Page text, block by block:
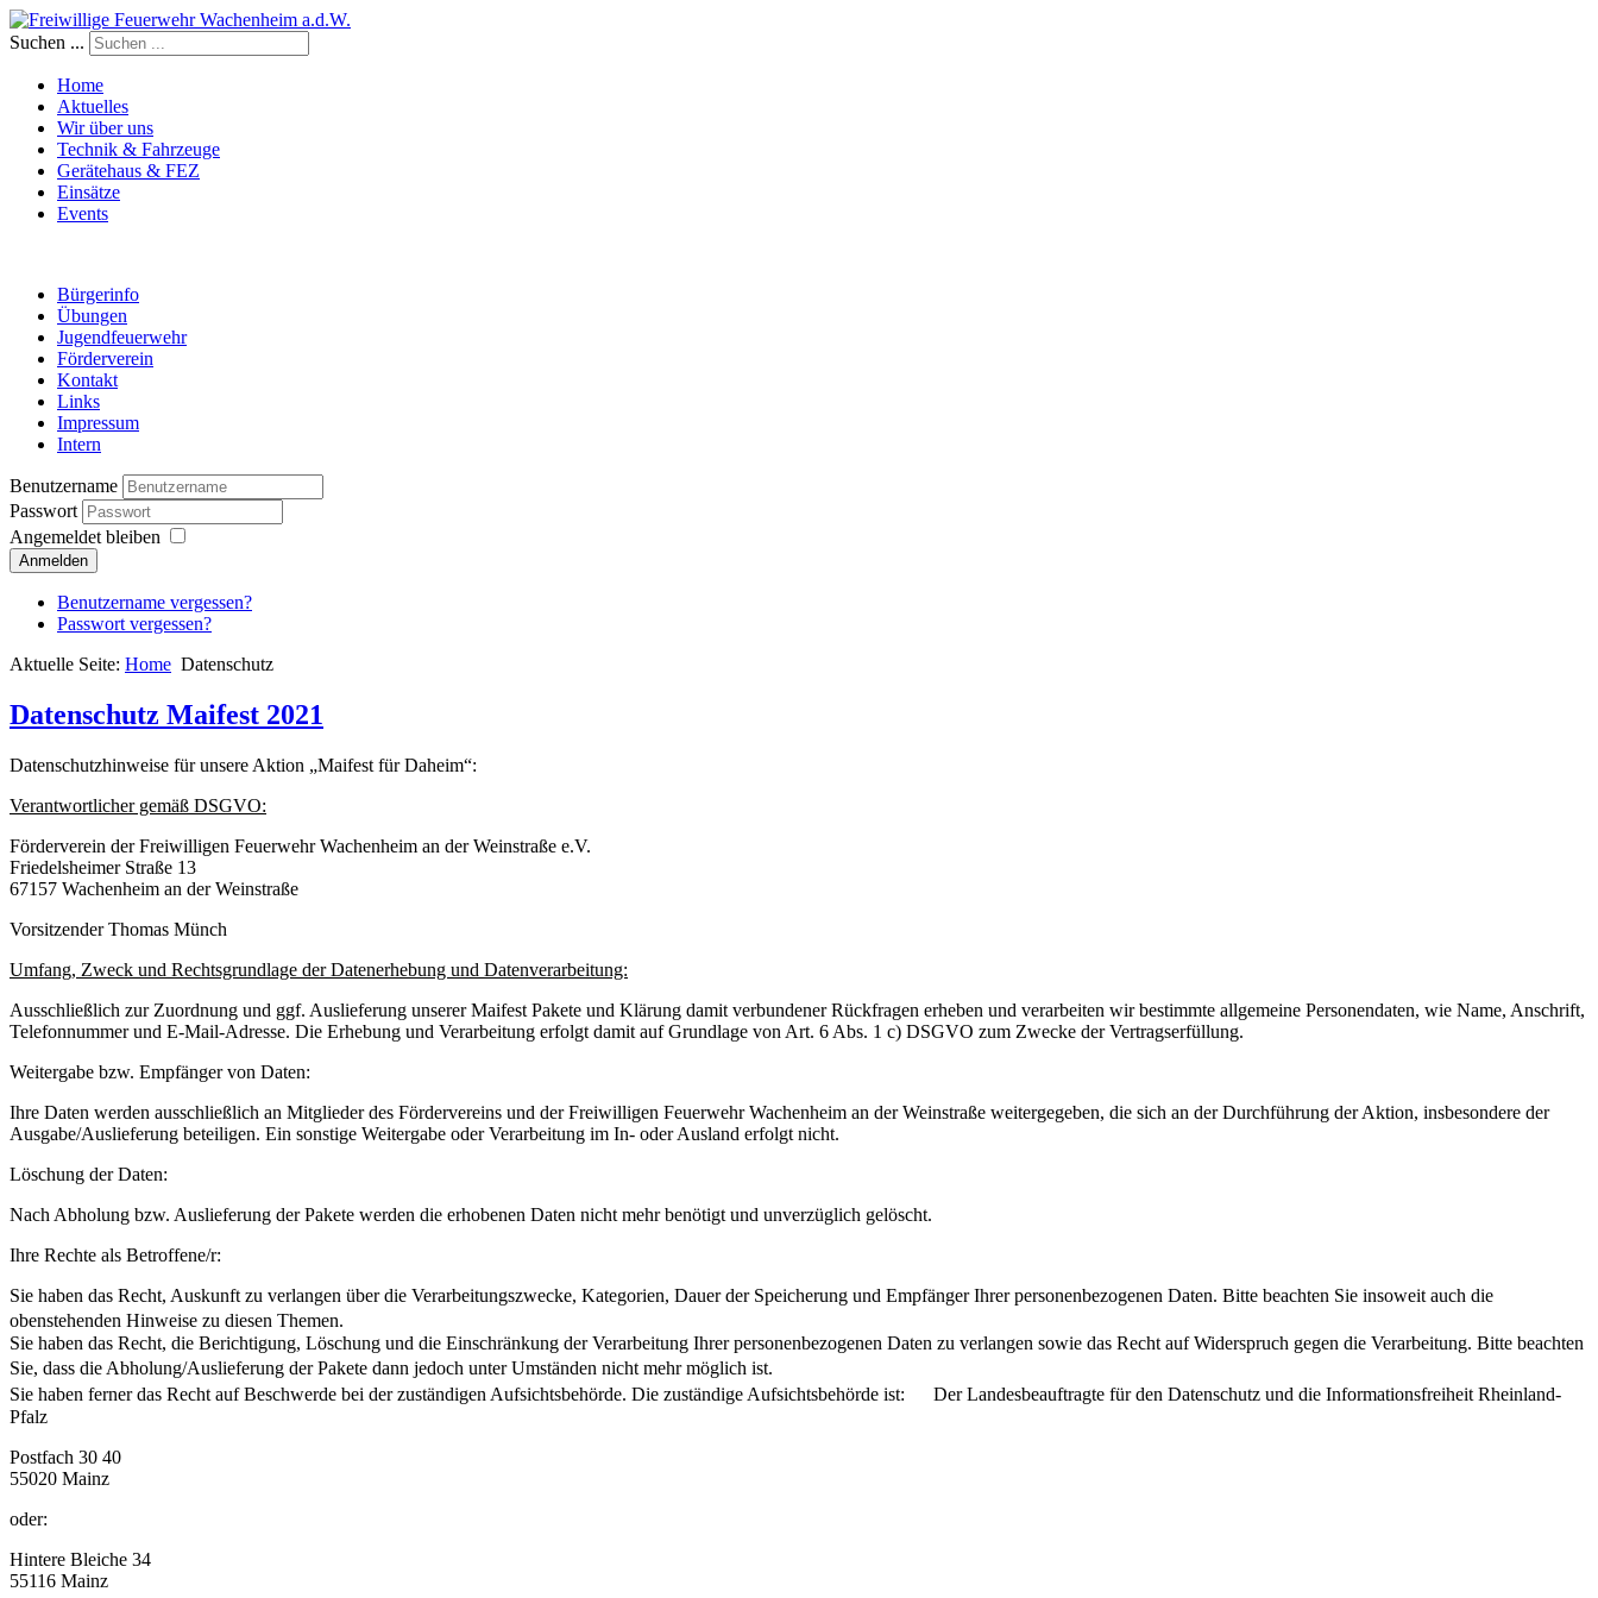
Suchen ...
Home
Aktuelles
Wir über uns
Technik & Fahrzeuge
Gerätehaus & FEZ
Einsätze
Events
Bürgerinfo
Übungen
Jugendfeuerwehr
Förderverein
Kontakt
Links
Impressum
Intern
Benutzername
Passwort
Angemeldet bleiben
Anmelden
Benutzername vergessen?
Passwort vergessen?
Aktuelle Seite: Home Datenschutz
Datenschutz Maifest 2021
Datenschutzhinweise für unsere Aktion „Maifest für Daheim“:
Verantwortlicher gemäß DSGVO:
Förderverein der Freiwilligen Feuerwehr Wachenheim an der Weinstraße e.V.
Friedelsheimer Straße 13
67157 Wachenheim an der Weinstraße
Vorsitzender Thomas Münch
Umfang, Zweck und Rechtsgrundlage der Datenerhebung und Datenverarbeitung:
Ausschließlich zur Zuordnung und ggf. Auslieferung unserer Maifest Pakete und Klärung damit verbundener Rückfragen erheben und verarbeiten wir bestimmte allgemeine Personendaten, wie Name, Anschrift,
Telefonnummer und E-Mail-Adresse. Die Erhebung und Verarbeitung erfolgt damit auf Grundlage von Art. 6 Abs. 1 c) DSGVO zum Zwecke der Vertragserfüllung.
Weitergabe bzw. Empfänger von Daten:
Ihre Daten werden ausschließlich an Mitglieder des Fördervereins und der Freiwilligen Feuerwehr Wachenheim an der Weinstraße weitergegeben, die sich an der Durchführung der Aktion, insbesondere der
Ausgabe/Auslieferung beteiligen. Ein sonstige Weitergabe oder Verarbeitung im In- oder Ausland erfolgt nicht.
Löschung der Daten:
Nach Abholung bzw. Auslieferung der Pakete werden die erhobenen Daten nicht mehr benötigt und unverzüglich gelöscht.
Ihre Rechte als Betroffene/r:
Sie haben das Recht, Auskunft zu verlangen über die Verarbeitungszwecke, Kategorien, Dauer der Speicherung und Empfänger Ihrer personenbezogenen Daten. Bitte beachten Sie insoweit auch die
obenstehenden Hinweise zu diesen Themen.
Sie haben das Recht, die Berichtigung, Löschung und die Einschränkung der Verarbeitung Ihrer personenbezogenen Daten zu verlangen sowie das Recht auf Widerspruch gegen die Verarbeitung. Bitte beachten
Sie, dass die Abholung/Auslieferung der Pakete dann jedoch unter Umständen nicht mehr möglich ist.
Sie haben ferner das Recht auf Beschwerde bei der zuständigen Aufsichtsbehörde. Die zuständige Aufsichtsbehörde ist: Der Landesbeauftragte für den Datenschutz und die Informationsfreiheit Rheinland-
Pfalz
Postfach 30 40
55020 Mainz
oder:
Hintere Bleiche 34
55116 Mainz